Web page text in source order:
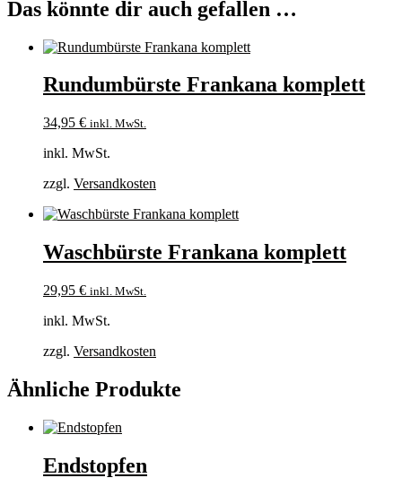
Das könnte dir auch gefallen …
Rundumbürste Frankana komplett
34,95 € inkl. MwSt.
inkl. MwSt.
zzgl. Versandkosten
Waschbürste Frankana komplett
29,95 € inkl. MwSt.
inkl. MwSt.
zzgl. Versandkosten
Ähnliche Produkte
Endstopfen